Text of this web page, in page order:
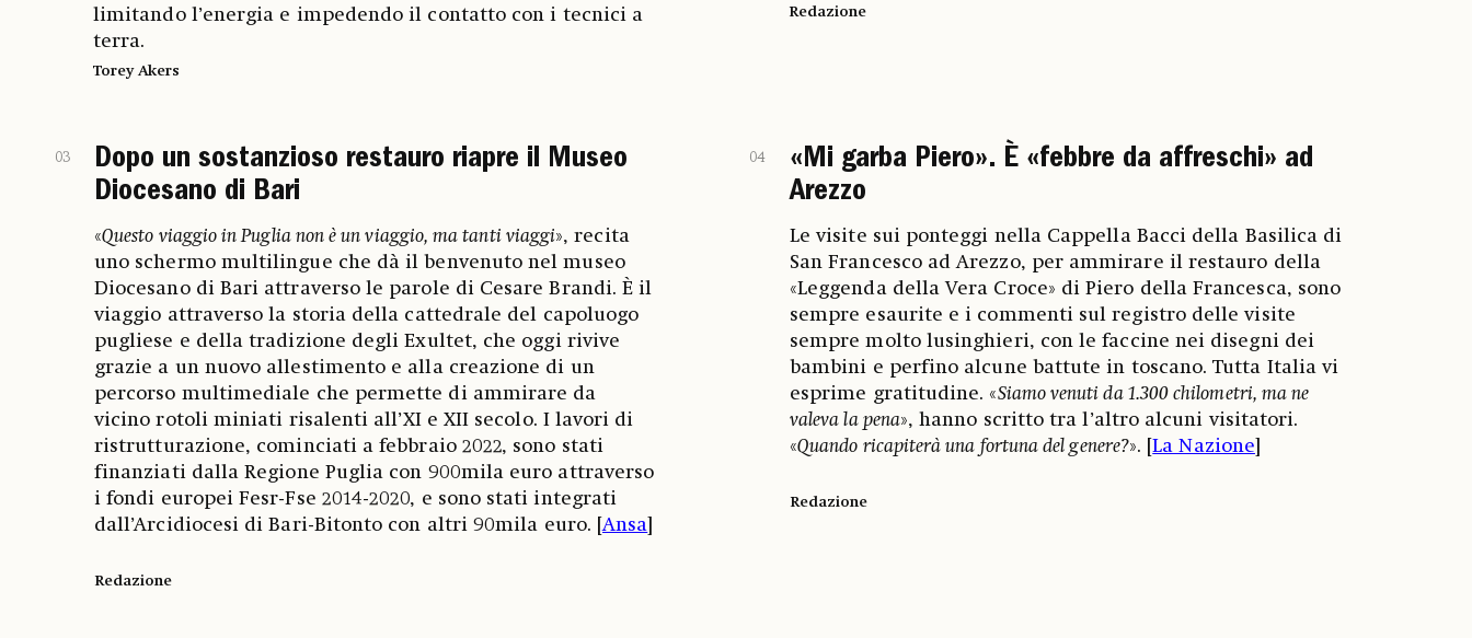
limitando l’energia e impedendo il contatto con i tecnici a
terra.
Torey Akers
Redazione
03
Dopo un sostanzioso restauro riapre il Museo
Diocesano di Bari
«Questo viaggio in Puglia non è un viaggio, ma tanti viaggi», recita
uno schermo multilingue che dà il benvenuto nel museo
Diocesano di Bari attraverso le parole di Cesare Brandi. È il
viaggio attraverso la storia della cattedrale del capoluogo
pugliese e della tradizione degli Exultet, che oggi rivive
grazie a un nuovo allestimento e alla creazione di un
percorso multimediale che permette di ammirare da
vicino rotoli miniati risalenti all’XI e XII secolo. I lavori di
ristrutturazione, cominciati a febbraio 2022, sono stati
finanziati dalla Regione Puglia con 900mila euro attraverso
i fondi europei Fesr-Fse 2014-2020, e sono stati integrati
dall’Arcidiocesi di Bari-Bitonto con altri 90mila euro. [Ansa
Redazione
04
«Mi garba Piero». È «febbre da affreschi» ad
Arezzo
Le visite sui ponteggi nella Cappella Bacci della Basilica di
San Francesco ad Arezzo, per ammirare il restauro della
«Leggenda della Vera Croce» di Piero della Francesca, sono
sempre esaurite e i commenti sul registro delle visite
sempre molto lusinghieri, con le faccine nei disegni dei
bambini e perfino alcune battute in toscano. Tutta Italia vi
esprime gratitudine. «Siamo venuti da 1.300 chilometri, ma ne
valeva la pena», hanno scritto tra l’altro alcuni visitatori.
«Quando ricapiterà una fortuna del genere?». [La Nazione
Redazione